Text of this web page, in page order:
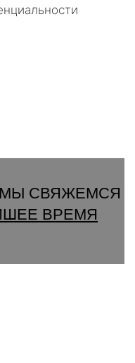
МЫ СВЯЖЕМСЯ
ВРЕМЯ